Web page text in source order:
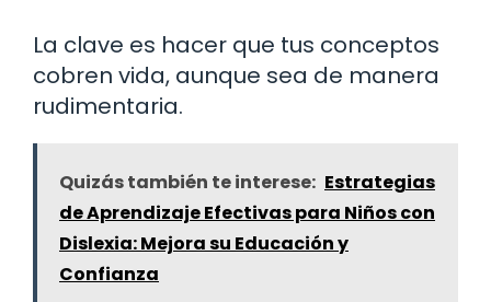
La clave es hacer que tus conceptos
cobren vida, aunque sea de manera
rudimentaria.
Quizás también te interese: Estrategias
de Aprendizaje Efectivas para Niños con
Dislexia: Mejora su Educación y
Confianza